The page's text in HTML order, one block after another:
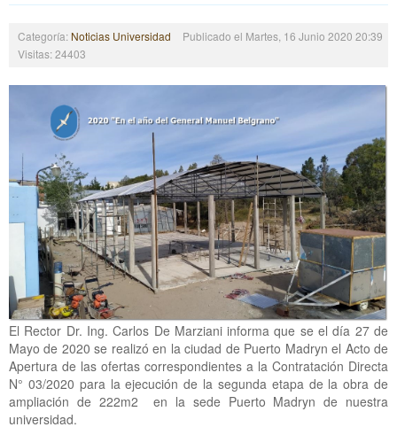
Categoría: Noticias Universidad
Publicado el Martes, 16 Junio 2020 20:39
Visitas: 24403
El Rector Dr. Ing. Carlos De Marziani informa que se el día 27 de
Mayo de 2020 se realizó en la ciudad de Puerto Madryn el Acto de
Apertura de las ofertas correspondientes a la Contratación Directa
N° 03/2020 para la ejecución de la segunda etapa de la obra de
ampliación de 222m2 en la sede Puerto Madryn de nuestra
universidad.